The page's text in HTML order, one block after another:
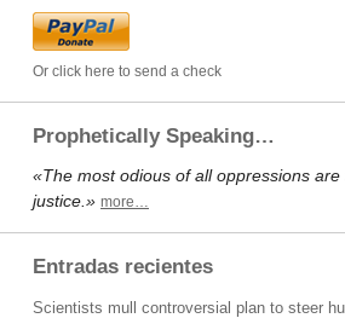
Or click here to send a check
Prophetically Speaking…
«The most odious of all oppressions
justice.» more…
Entradas recientes
Scientists mull controversial plan to steer